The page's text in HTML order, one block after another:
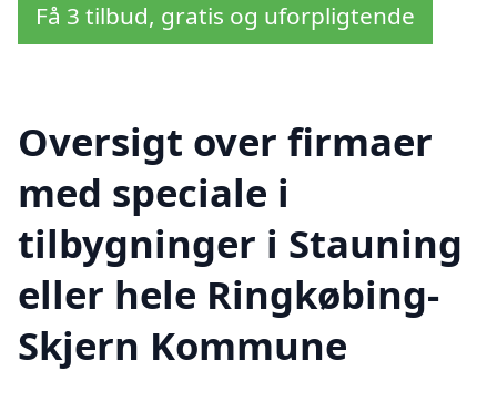
Få 3 tilbud, gratis og uforpligtende
Oversigt over firmaer
med speciale i
tilbygninger i Stauning
eller hele Ringkøbing-
Skjern Kommune